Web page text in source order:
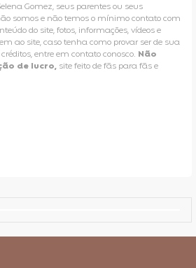
Gomez, seus parentes ou seus
somos e não temos o mínimo contato com
do site, fotos, informações, vídeos e
ao site, caso tenha como provar ser de sua
entre em contato conosco. Não
de lucro, site feito de fãs para fãs e